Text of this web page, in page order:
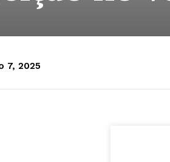
7, 2025